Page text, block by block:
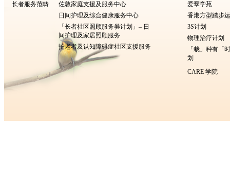
长者服务范畴
佐敦家庭支援及服务中心
日间护理及综合健康服务中心
「长者社区照顾服务券计划」– 日
间护理及家居照顾服务
护老者及认知障碍症社区支援服务
爱羣学苑
香港方型​​踏步
3S计划
物理治疗计划
「栽」种有
划
CARE 学院